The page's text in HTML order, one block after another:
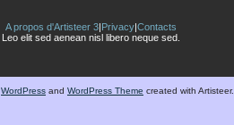
A propos d'Artisteer 3|Privacy|Contacts
Leo elit sed aenean nisl libero neque sed.
WordPress and WordPress Theme created with Artisteer.